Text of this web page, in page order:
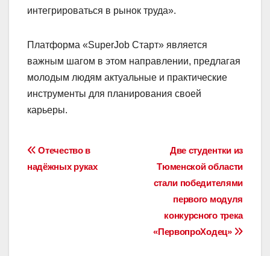
интегрироваться в рынок труда».
Платформа «SuperJob Старт» является
важным шагом в этом направлении, предлагая
молодым людям актуальные и практические
инструменты для планирования своей
карьеры.
Навигация
по
Две студентки из
Тюменской области
стали победителями
первого модуля
конкурсного трека
«ПервопроХодец»
Отечество в
надёжных руках